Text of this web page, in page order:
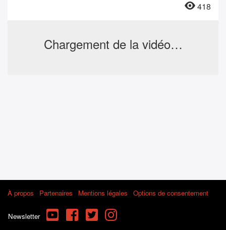
418
Chargement de la vidéo…
À propos Partenaires Mentions légales Options de consentement
Newsletter YouTube FacebookTwitterInstagram